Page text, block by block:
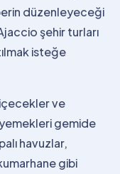
düzenleyeceği
şehir turları
isteğe
ve
gemide
havuzlar,
gibi